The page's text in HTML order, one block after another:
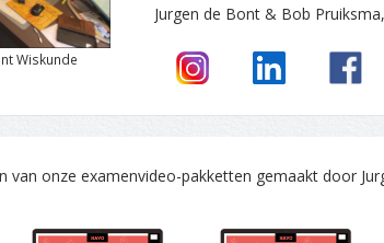
Wiskunde
Jurgen de Bont & Bob
van onze examenvideo-pakketten gemaakt door